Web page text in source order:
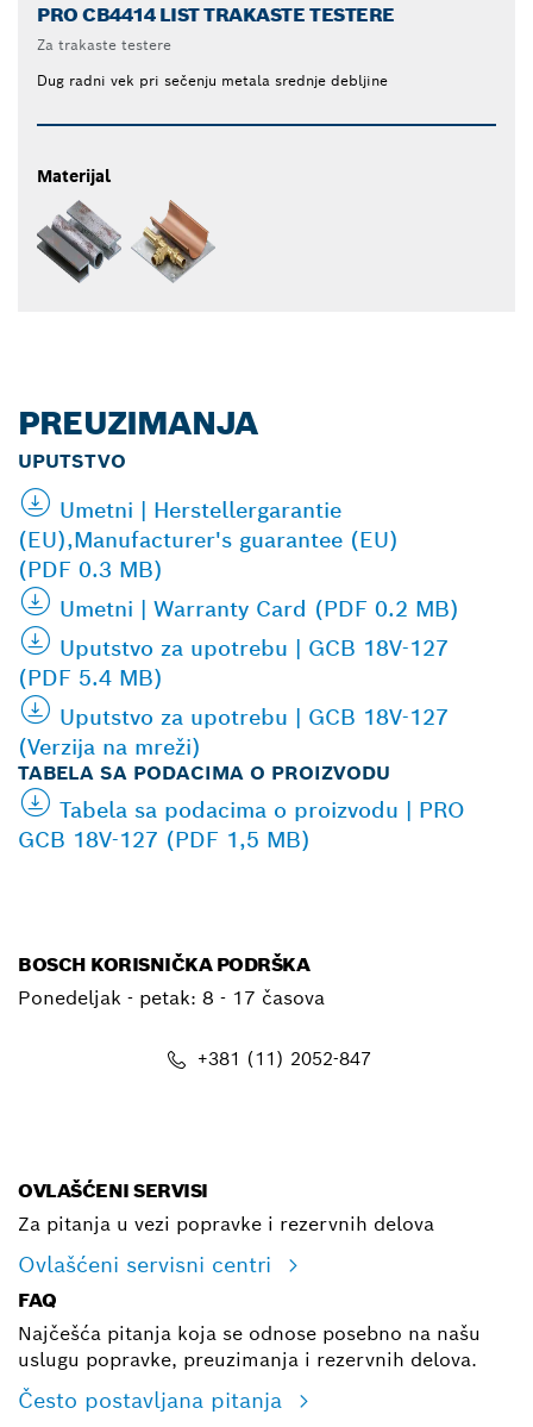
PRO CB4414 LIST TRAKASTE TESTERE
Za trakaste testere
Dug radni vek pri sečenju metala srednje debljine
Materijal
PREUZIMANJA
UPUTSTVO
Umetni | Herstellergarantie
(EU),Manufacturer's guarantee (EU)
(PDF 0.3 MB)
Umetni | Warranty Card (PDF 0.2 MB)
Uputstvo za upotrebu | GCB 18V-127
(PDF 5.4 MB)
Uputstvo za upotrebu | GCB 18V-127
(Verzija na mreži)
TABELA SA PODACIMA O PROIZVODU
Tabela sa podacima o proizvodu | PRO
GCB 18V-127 (PDF 1,5 MB)
BOSCH KORISNIČKA PODRŠKA
Ponedeljak - petak: 8 - 17 časova
+381 (11) 2052-847
OVLAŠĆENI SERVISI
Za pitanja u vezi popravke i rezervnih delova
Ovlašćeni servisni centri
FAQ
Najčešća pitanja koja se odnose posebno na našu
uslugu popravke, preuzimanja i rezervnih delova.
Često postavljana pitanja